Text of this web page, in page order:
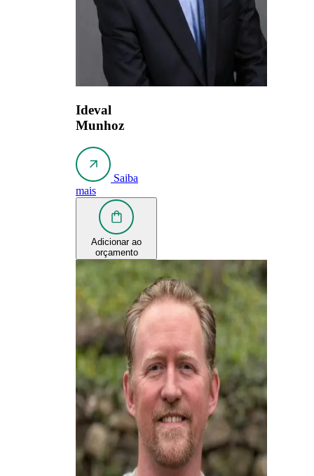
Ideval
Munhoz
Saiba
mais
Adicionar ao
orçamento